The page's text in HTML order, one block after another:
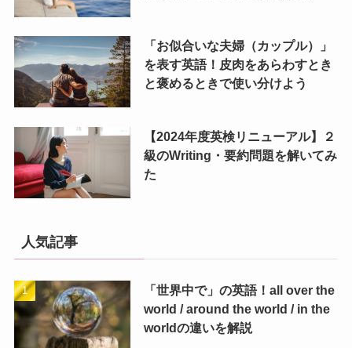
「お似合いな夫婦（カップル）」
を表す英語！皮肉をあらわすとき
と褒めるときで使い分けよう
【2024年度英検リニューアル】２
級のWriting・要約問題を解いてみ
た
人気記事
「世界中で」の英語！all over the
world / around the world / in the
worldの違いを解説